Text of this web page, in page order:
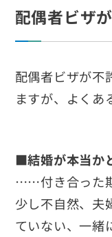
配偶者ビザ
配偶者ビザが不
ますが、よくあ
■結婚が本当か
……付き合った
少し不自然、夫
ていない、一緒